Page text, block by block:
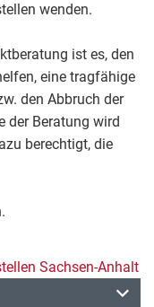
wenden.
ist es, den
eine tragfähige
den Abbruch der
der Beratung wird
berechtigt, die
Sachsen-Anhalt